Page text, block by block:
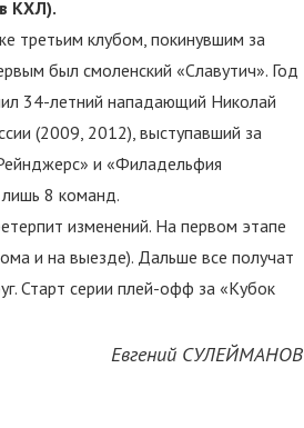
КХЛ).
третьим клубом, покинувшим за
был смоленский «Славутич». Год
34-летний нападающий Николай
(2009, 2012), выступавший за
и «Филадельфия
8 команд.
изменений. На первом этапе
и на выезде). Дальше все получат
Старт серии плей-офф за «Кубок
Евгений СУЛЕЙМАНОВ